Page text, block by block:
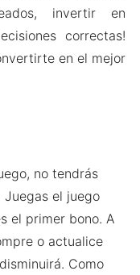
invertir en
correctas!
en el mejor
no tendrás
Juegas el juego
el primer bono. A
o actualice
Como